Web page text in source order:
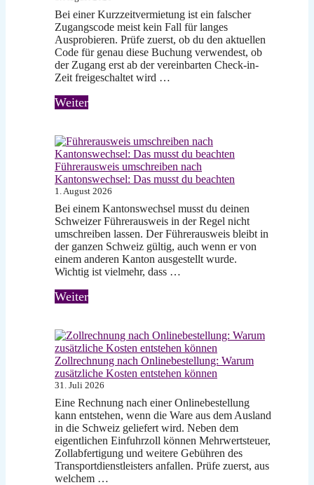
Bei einer Kurzzeitvermietung ist ein falscher
Zugangscode meist kein Fall für langes
Ausprobieren. Prüfe zuerst, ob du den aktuellen
Code für genau diese Buchung verwendest, ob
der Zugang erst ab der vereinbarten Check-in-
Zeit freigeschaltet wird …
Weiter
Führerausweis umschreiben nach
Kantonswechsel: Das musst du beachten
1. August 2026
Bei einem Kantonswechsel musst du deinen
Schweizer Führerausweis in der Regel nicht
umschreiben lassen. Der Führerausweis bleibt in
der ganzen Schweiz gültig, auch wenn er von
einem anderen Kanton ausgestellt wurde.
Wichtig ist vielmehr, dass …
Weiter
Zollrechnung nach Onlinebestellung: Warum
zusätzliche Kosten entstehen können
31. Juli 2026
Eine Rechnung nach einer Onlinebestellung
kann entstehen, wenn die Ware aus dem Ausland
in die Schweiz geliefert wird. Neben dem
eigentlichen Einfuhrzoll können Mehrwertsteuer,
Zollabfertigung und weitere Gebühren des
Transportdienstleisters anfallen. Prüfe zuerst, aus
welchem …